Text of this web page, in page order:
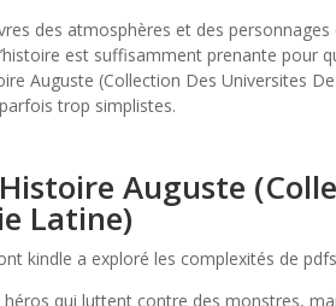
des atmosphères et des
est suffisamment prenante pour
Auguste (Collection Des Universites
trop simplistes.
Histoire Auguste
Latine)
kindle a exploré les complexités de
qui luttent contre des monstres,